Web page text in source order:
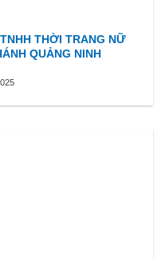
THỜI TRANG NỮ
QUẢNG NINH